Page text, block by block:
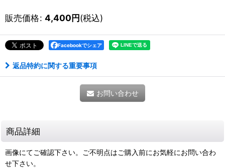
販売価格: 4,400円(税込)
Facebookでシェア
返品特約に関する重要事項
お問い合わせ
商品詳細
画像にてご確認下さい。ご不明点はご購入前にお気軽にお問い合わ
せ下さい。